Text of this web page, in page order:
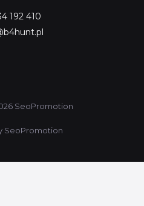
192 410
SeoPromotion
SeoPromotion